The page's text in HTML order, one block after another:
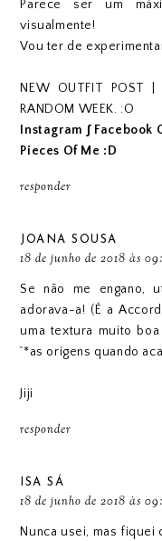
Parece ser um
visualmente!
Vou ter de
NEW OUTFIT POST |
RANDOM WEEK. :O
Instagram ∫ Facebook
Pieces Of Me :D
responder
JOANA SOUSA
18 de junho de 2018 às
Se não me engano,
adorava-a! (É a
uma textura muito
`*as origens quando
Jiji
responder
ISA SÁ
18 de junho de 2018 às
Nunca usei, mas fiquei